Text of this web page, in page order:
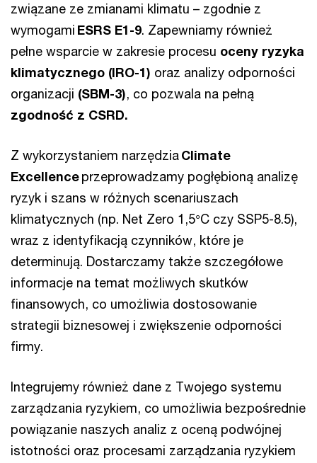
związane ze zmianami klimatu – zgodnie z
wymogami ESRS E1-9. Zapewniamy również
pełne wsparcie w zakresie procesu oceny ryzyka
klimatycznego (IRO-1) oraz analizy odporności
organizacji (SBM-3), co pozwala na pełną
zgodność z CSRD.
Z wykorzystaniem narzędziaClimate
Excellenceprzeprowadzamy pogłębioną analizę
ryzyk i szans w różnych scenariuszach
klimatycznych (np. Net Zero 1,5°C czy SSP5-8.5),
wraz z identyfikacją czynników, które je
determinują. Dostarczamy także szczegółowe
informacje na temat możliwych skutków
finansowych, co umożliwia dostosowanie
strategii biznesowej i zwiększenie odporności
firmy.
Integrujemy również dane z Twojego systemu
zarządzania ryzykiem, co umożliwia bezpośrednie
powiązanie naszych analiz z oceną podwójnej
istotności oraz procesami zarządzania ryzykiem